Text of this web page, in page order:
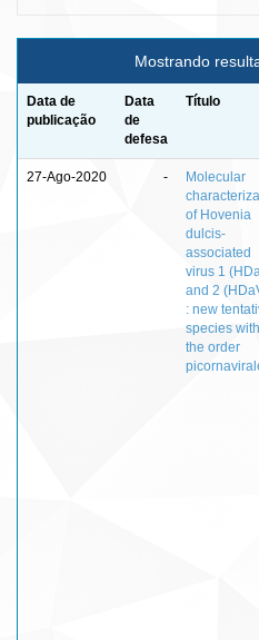
Mostrando
Data de
publicação
Data
de
defesa
Título
27-Ago-2020 -
Molecular
of Hovenia
dulcis-
associated
virus 1
and 2
: new
species
the order